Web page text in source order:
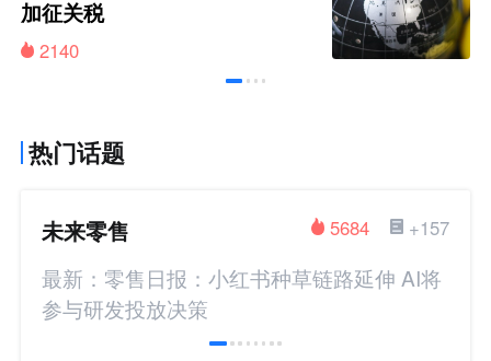
加征关税
2140
热门话题
未来零售 +157
5684
最新：零售日报：小红书种草链路延伸 AI将
参与研发投放决策